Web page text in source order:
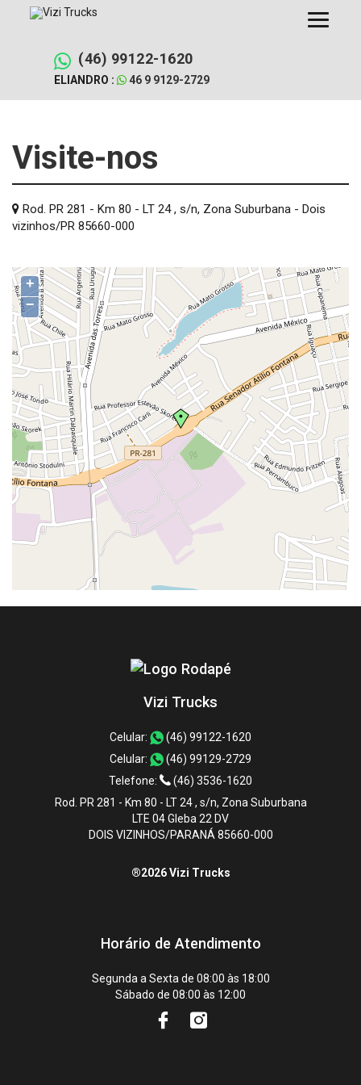
(46) 99122-1620
ELIANDRO : 46 9 9129-2729
Visite-nos
Rod. PR 281 - Km 80 - LT 24 , s/n, Zona Suburbana - Dois
vizinhos/PR 85660-000
+
−
Vizi Trucks
Celular:
(46) 99122-1620
Celular:
(46) 99129-2729
Telefone:
(46) 3536-1620
Rod. PR 281 - Km 80 - LT 24 , s/n, Zona Suburbana
LTE 04 Gleba 22 DV
DOIS VIZINHOS/PARANÁ 85660-000
®2026 Vizi Trucks
Horário de Atendimento
Segunda a Sexta de 08:00 às 18:00
Sábado de 08:00 às 12:00